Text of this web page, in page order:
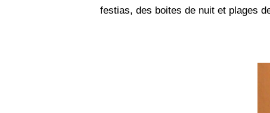
festias, des boites de nuit et plages